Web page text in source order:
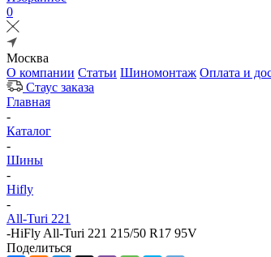
0
Москва
О компании Статьи Шиномонтаж Оплата и
Стаус заказа
Главная
-
Каталог
-
Шины
-
Hifly
-
All-Turi 221
-HiFly All-Turi 221 215/50 R17 95V
Поделиться